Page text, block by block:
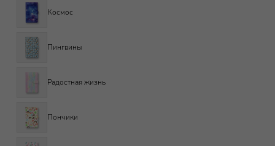
Космос
Пингвины
Радостная жизнь
Пончики